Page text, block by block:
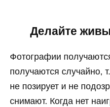
Делайте
Фотографии
получаются случайно,
не позирует и не
снимают. Когда нет